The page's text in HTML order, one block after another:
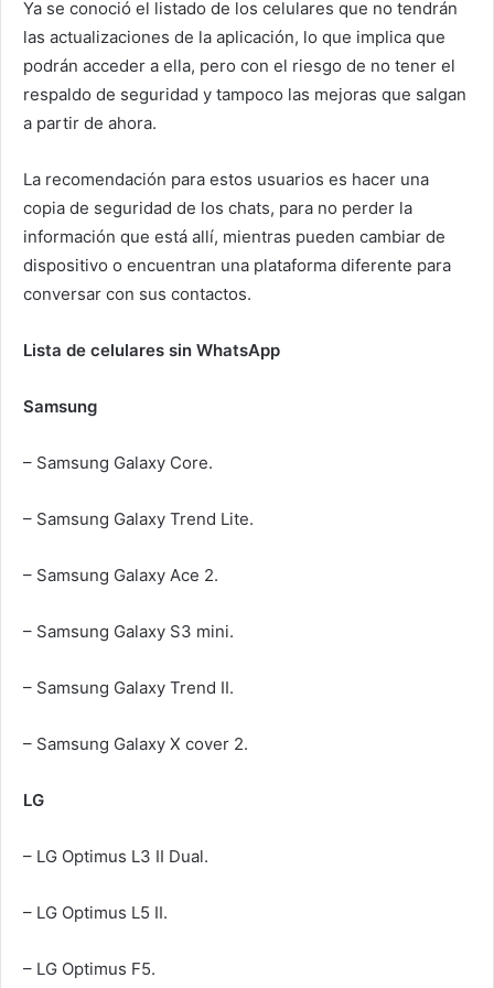
Ya se conoció el listado de los celulares que no tendrán
las actualizaciones de la aplicación, lo que implica que
podrán acceder a ella, pero con el riesgo de no tener el
respaldo de seguridad y tampoco las mejoras que salgan
a partir de ahora.
La recomendación para estos usuarios es hacer una
copia de seguridad de los chats, para no perder la
información que está allí, mientras pueden cambiar de
dispositivo o encuentran una plataforma diferente para
conversar con sus contactos.
Lista de celulares sin WhatsApp
Samsung
– Samsung Galaxy Core.
– Samsung Galaxy Trend Lite.
– Samsung Galaxy Ace 2.
– Samsung Galaxy S3 mini.
– Samsung Galaxy Trend II.
– Samsung Galaxy X cover 2.
LG
– LG Optimus L3 II Dual.
– LG Optimus L5 II.
– LG Optimus F5.